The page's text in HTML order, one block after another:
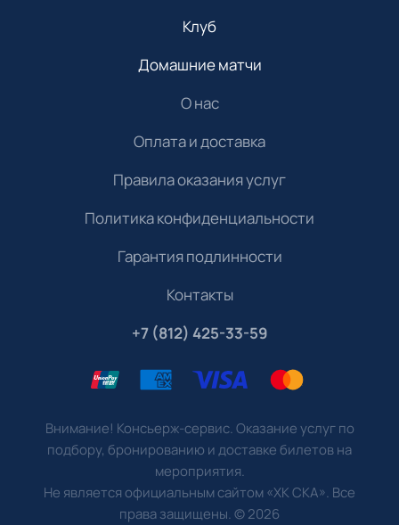
Клуб
Домашние матчи
О нас
Оплата и доставка
Правила оказания услуг
Политика конфиденциальности
Гарантия подлинности
Контакты
+7 (812) 425-33-59
Внимание! Консьерж-сервис. Оказание услуг по
подбору, бронированию и доставке билетов на
мероприятия.
Не является официальным сайтом «ХК СКА». Все
права защищены.©2026